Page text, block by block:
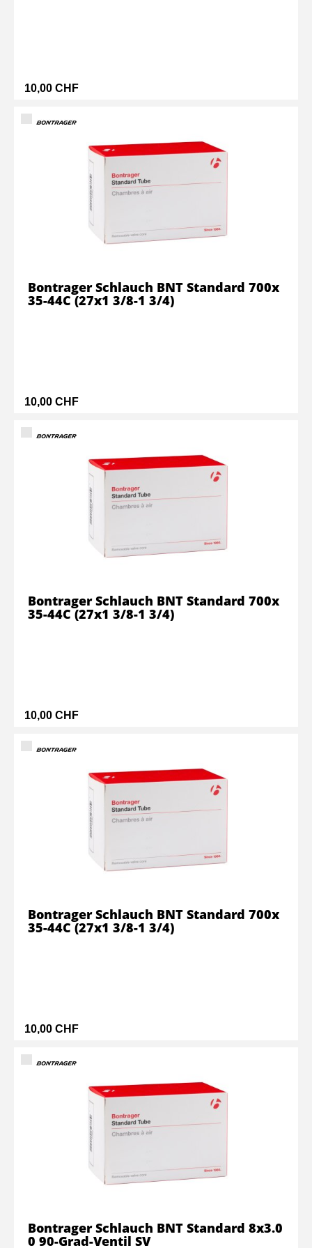
10,00 CHF
10,00 CHF
Bontrager Schlauch BNT Standard 700x
35-44C (27x1 3/8-1 3/4)
10,00 CHF
Bontrager Schlauch BNT Standard 700x
35-44C (27x1 3/8-1 3/4)
10,00 CHF
Bontrager Schlauch BNT Standard 700x
35-44C (27x1 3/8-1 3/4)
Bontrager Schlauch BNT Standard 8x3.0
0 90-Grad-Ventil SV